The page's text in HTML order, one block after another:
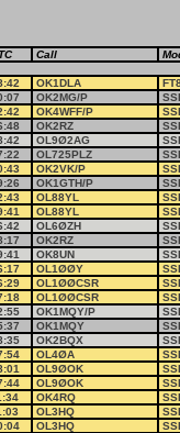
Call
OK1DLA
OK2MG/P
OK4WFF/P
OK2RZ
OL9Ø2AG
OL725PLZ
OK2VK/P
OK1GTH/P
OL88YL
OL88YL
OL6ØZH
OK2RZ
OK8UN
OL1ØØY
OL1ØØCSR
OL1ØØCSR
OK1MQY/P
OK1MQY
OK2BQX
OL4ØA
OL9ØOK
OL9ØOK
OK4RQ
OL3HQ
OL3HQ